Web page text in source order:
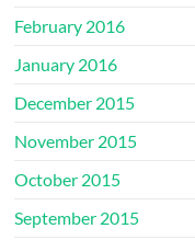
February 2016
January 2016
December 2015
November 2015
October 2015
September 2015